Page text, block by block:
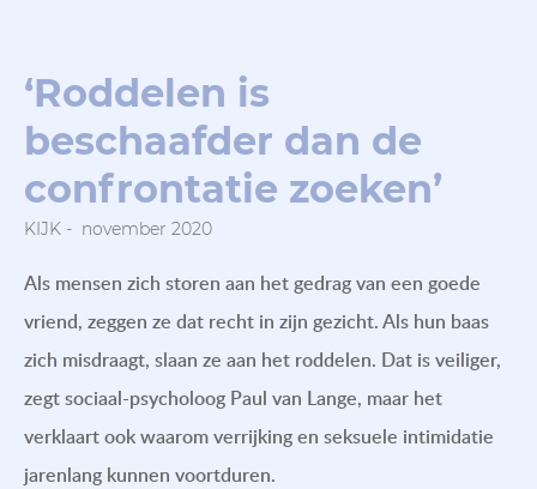
‘Roddelen is
beschaafder dan de
confrontatie zoeken’
KIJK - november 2020
Als mensen zich storen aan het gedrag van een goede
vriend, zeggen ze dat recht in zijn gezicht. Als hun baas
zich misdraagt, slaan ze aan het roddelen. Dat is veiliger,
zegt sociaal-psycholoog Paul van Lange, maar het
verklaart ook waarom verrijking en seksuele intimidatie
jarenlang kunnen voortduren.